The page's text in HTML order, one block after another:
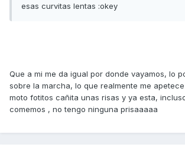
esas curvitas lentas :okey
Que a mi me da igual por donde vayamos, lo
sobre la marcha, lo que realmente me
moto fotitos cañita unas risas y ya esta,
comemos , no tengo ninguna prisaaaaa